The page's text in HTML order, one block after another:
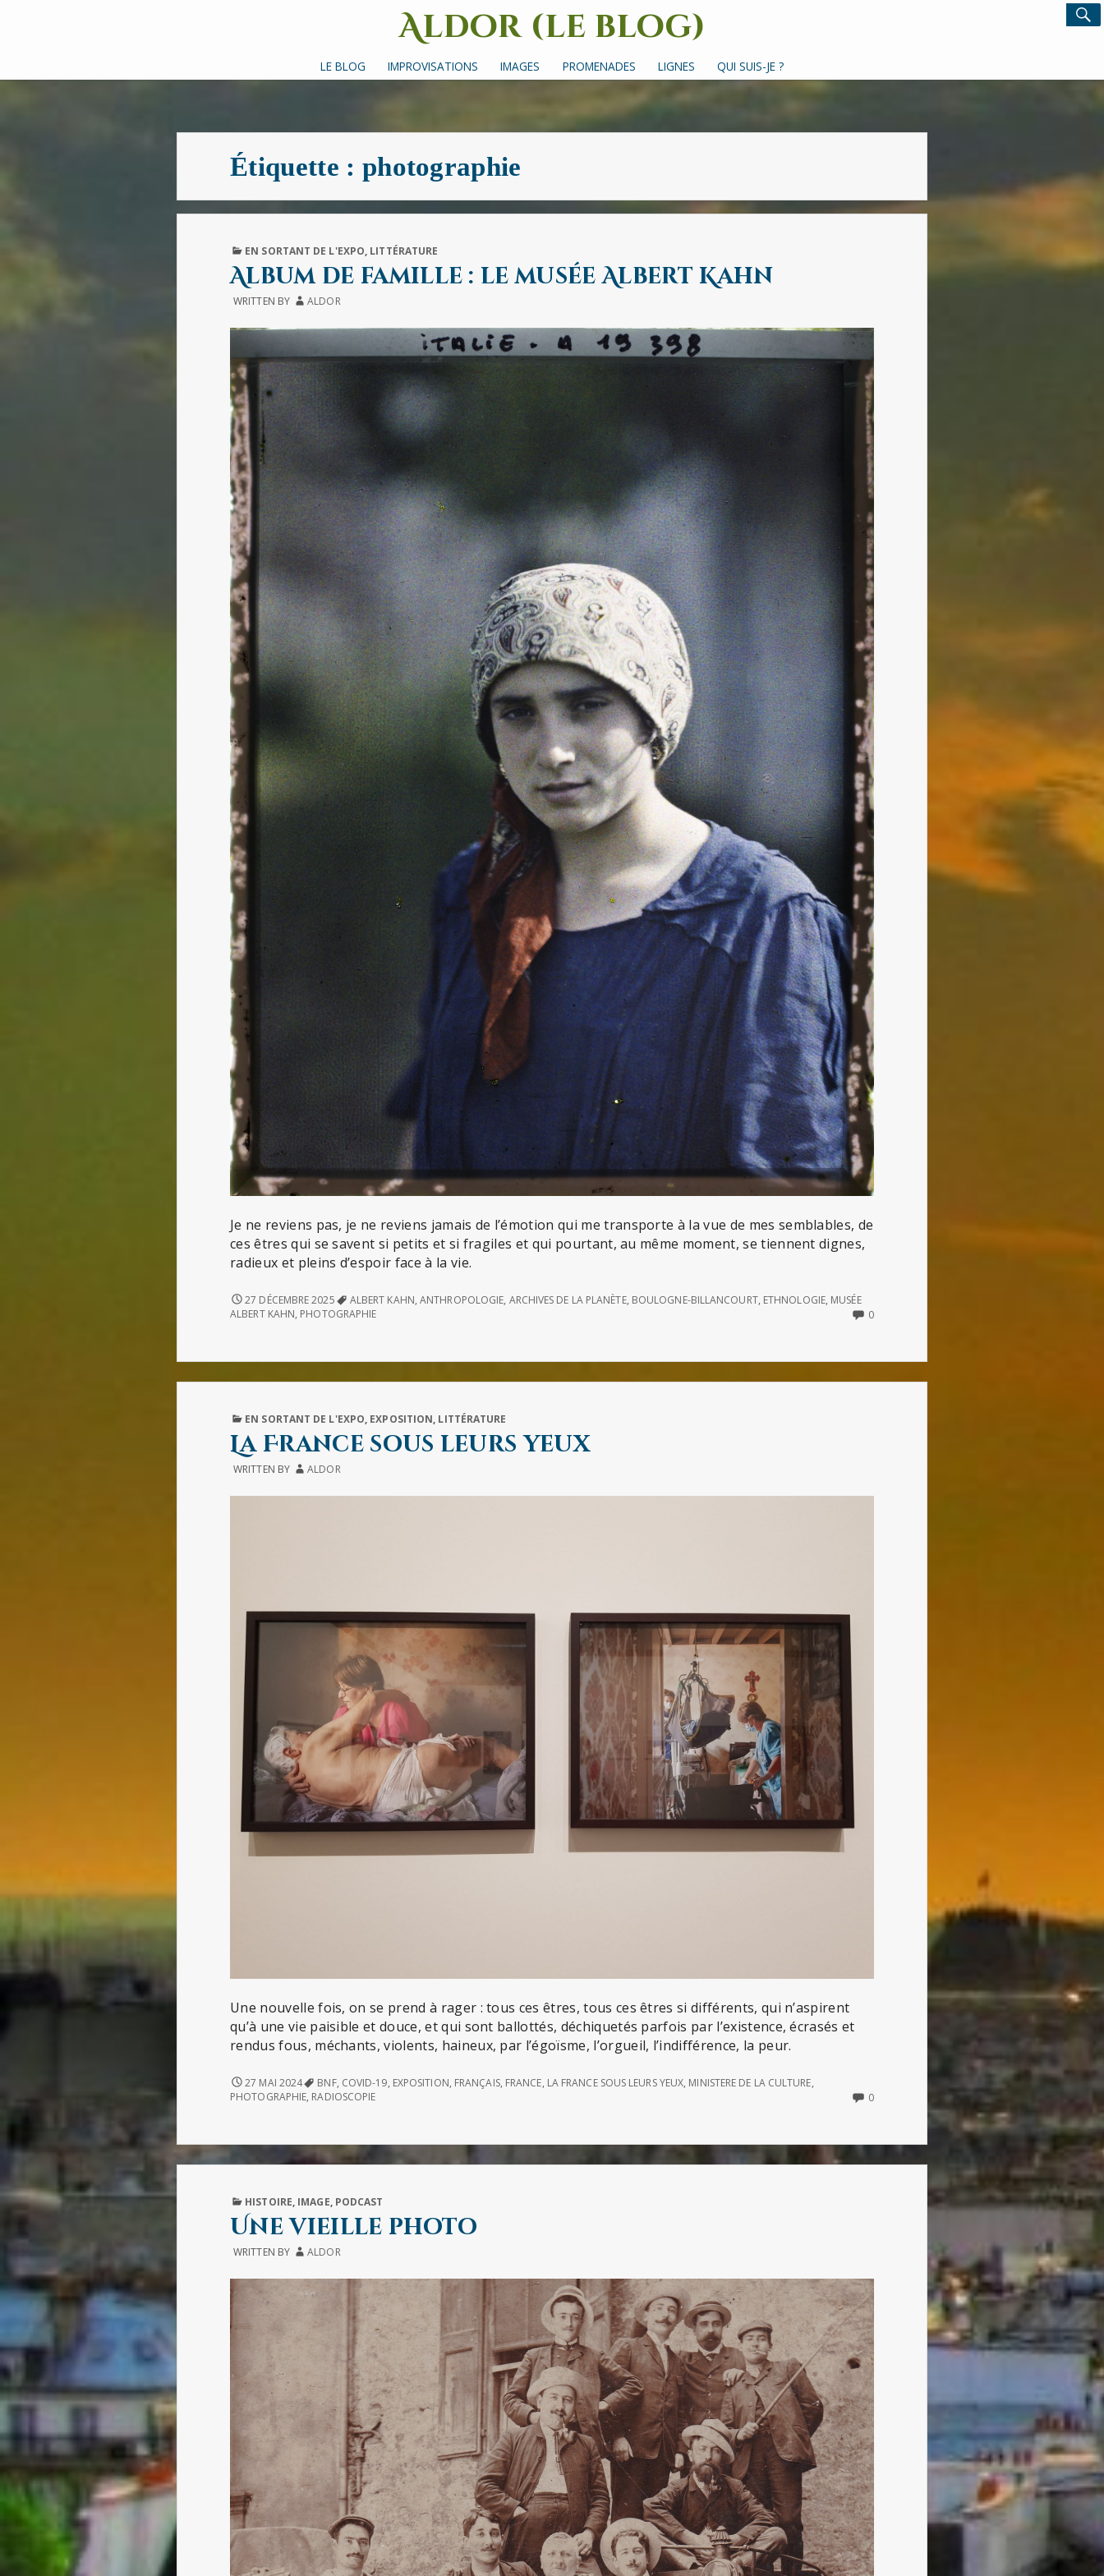
Aldor (le blog)
Un site avec des mots, des images et des sons
LE BLOG IMPROVISATIONS IMAGES PROMENADES LIGNES QUI SUIS-JE ?
Search
for:
Étiquette : photographie
PUBLISHED
EN SORTANT DE L'EXPO, LITTÉRATURE
Album de famille : le musée Albert Kahn
WRITTEN BY ALDOR
Je ne reviens pas, je ne reviens jamais de l’émotion qui me transporte à la vue de mes semblables, de
ces êtres qui se savent si petits et si fragiles et qui pourtant, au même moment, se tiennent dignes,
radieux et pleins d’espoir face à la vie.
ALBUM
DE
ALBERT
27 DÉCEMBRE 2025 ALBERT KAHN,ANTHROPOLOGIE, ARCHIVES DE LA PLANÈTE, BOULOGNE-BILLANCOURT, ETHNOLOGIE, MUSÉE
ALBERT KAHN, PHOTOGRAPHIE 0NO
FAMILLE
PUBLISHED
EN SORTANT DE L'EXPO, EXPOSITION, LITTÉRATURE
La France sous leurs yeux
WRITTEN BY ALDOR
Une nouvelle fois, on se prend à rager : tous ces êtres, tous ces êtres si différents, qui n’aspirent
qu’à une vie paisible et douce, et qui sont ballottés, déchiquetés parfois par l’existence, écrasés et
rendus fous, méchants, violents, haineux, par l’égoïsme, l’orgueil, l’indifférence, la peur.
LA
FRANCE
27 MAI 2024 BNF, COVID-19, EXPOSITION, FRANÇAIS, FRANCE, LA FRANCE SOUS LEURS YEUX, MINISTERE DE LA CULTURE,
PHOTOGRAPHIE, RADIOSCOPIE 0NO
FRANCE
SOUS
PUBLISHED
HISTOIRE, IMAGE, PODCAST
Une vieille photo
WRITTEN BY ALDOR